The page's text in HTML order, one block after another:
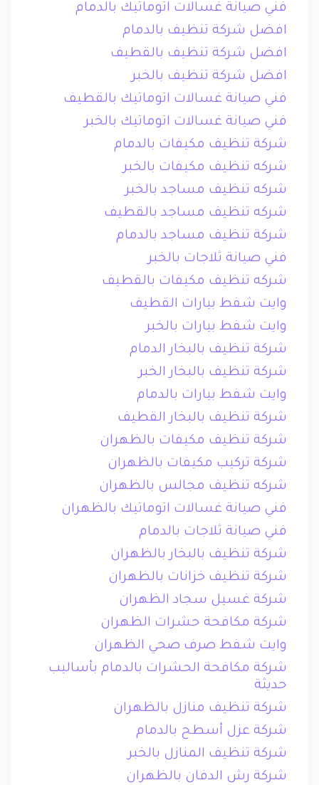
فني صيانة غسالات اتوماتيك بالدمام
افضل شركة تنظيف بالدمام
افضل شركة تنظيف بالقطيف
افضل شركة تنظيف بالخبر
فني صيانة غسالات اتوماتيك بالقطيف
فني صيانة غسالات اتوماتيك بالخبر
شركة تنظيف مكيفات بالدمام
شركه تنظيف مكيفات بالخبر
شركه تنظيف مساجد بالخبر
شركه تنظيف مساجد بالقطيف
شركة تنظيف مساجد بالدمام
فني صيانة ثلاجات بالخبر
شركه تنظيف مكيفات بالقطيف
وايت شفط بيارات القطيف
وايت شفط بيارات بالخبر
شركة تنظيف بالبخار الدمام
شركة تنظيف بالبخار الخبر
وايت شفط بيارات بالدمام
شركة تنظيف بالبخار القطيف
شركة تنظيف مكيفات بالظهران
شركة تركيب مكيفات بالظهران
شركه تنظيف مجالس بالظهران
فني صيانة غسالات اتوماتيك بالظهران
فني صيانة ثلاجات بالدمام
شركة تنظيف بالبخار بالظهران
شركة تنظيف خزانات بالظهران
شركة غسيل سجاد الظهران
شركة مكافحة حشرات الظهران
وايت شفط صرف صحي الظهران
شركة مكافحة الحشرات بالدمام بأساليب
حديثة
شركة تنظيف منازل بالظهران
شركة عزل أسطح بالدمام
شركة تنظيف المنازل بالخبر
شركة رش الدفان بالظهران